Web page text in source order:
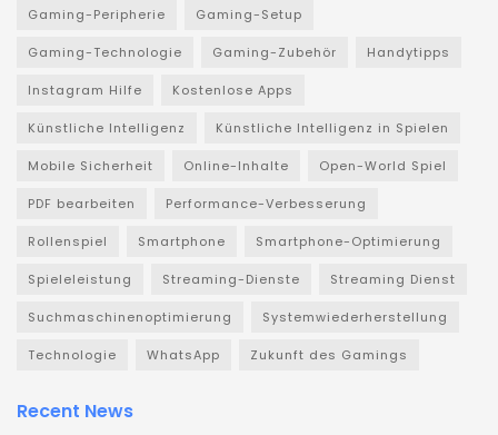
Gaming-Peripherie Gaming-Setup
Gaming-Technologie Gaming-Zubehör Handytipps
Instagram Hilfe Kostenlose Apps
Künstliche Intelligenz Künstliche Intelligenz in Spielen
Mobile Sicherheit Online-Inhalte Open-World Spiel
PDF bearbeiten Performance-Verbesserung
Rollenspiel Smartphone Smartphone-Optimierung
Spieleleistung Streaming-Dienste Streaming Dienst
Suchmaschinenoptimierung Systemwiederherstellung
Technologie WhatsApp Zukunft des Gamings
Recent News